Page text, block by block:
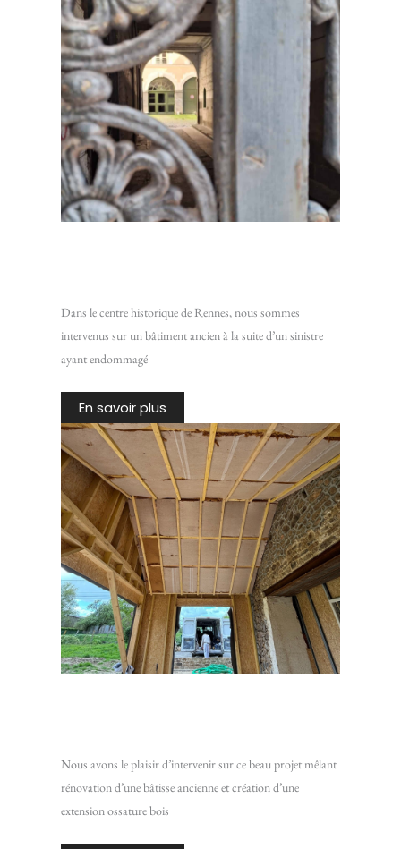
Dans le centre historique de Rennes, nous sommes
intervenus sur un bâtiment ancien à la suite d’un sinistre
ayant endommagé
En savoir plus
Nous avons le plaisir d’intervenir sur ce beau projet mêlant
rénovation d’une bâtisse ancienne et création d’une
extension ossature bois